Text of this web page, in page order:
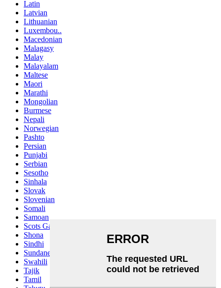
Latin
Latvian
Lithuanian
Luxembou..
Macedonian
Malagasy
Malay
Malayalam
Maltese
Maori
Marathi
Mongolian
Burmese
Nepali
Norwegian
Pashto
Persian
Punjabi
Serbian
Sesotho
Sinhala
Slovak
Slovenian
Somali
Samoan
Scots Gaelic
Shona
Sindhi
Sundanese
Swahili
Tajik
Tamil